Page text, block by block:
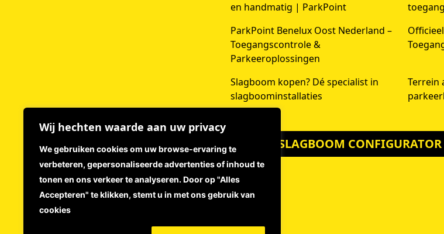
Wij hechten waarde aan uw privacy
We gebruiken cookies om uw browse-ervaring te
verbeteren, gepersonaliseerde advertenties of inhoud te
tonen en ons verkeer te analyseren. Door op "Alles
Accepteren" te klikken, stemt u in met ons gebruik van
cookies
en handmatig | ParkPoint
ParkPoint Benelux Oost Nederland –
Toegangscontrole &
Parkeeroplossingen
Slagboom kopen? Dé specialist in
slagboominstallaties
Terrein
DOE DE SLAGBOOM CONFIGURATOR